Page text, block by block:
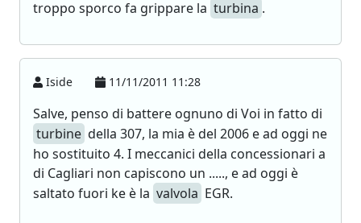
troppo sporco fa grippare la turbina .
Iside 11/11/2011 11:28
Salve, penso di battere ognuno di Voi in fatto di
turbine della 307, la mia è del 2006 e ad oggi ne
ho sostituito 4. I meccanici della concessionari a
di Cagliari non capiscono un ....., e ad oggi è
saltato fuori ke è la valvola EGR.